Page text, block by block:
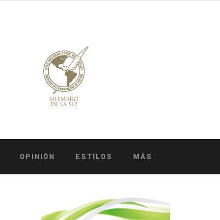
OPINIÓN ESTILOS MÁS